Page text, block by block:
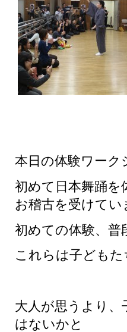
本日の体験ワーク
初めて日本舞踊を
お稽古を受けてい
初めての体験、普
これらは子ども
大人が思うより
はないかと